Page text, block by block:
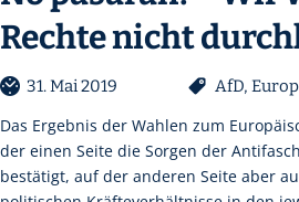
Rechte nicht
31. Mai 2019 AfD,
Das Ergebnis der Wahlen zum
der einen Seite die Sorgen der
bestätigt, auf der anderen Seite aber